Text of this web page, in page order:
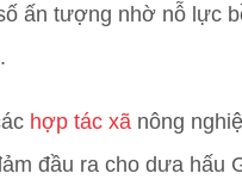
ấn tượng nhờ nỗ lực
hợp tác xã nông
đầu ra cho dưa hấu